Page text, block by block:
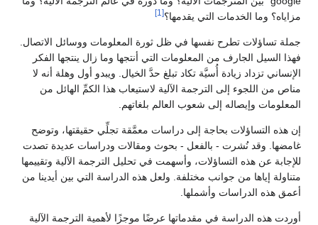
مزاياه؟ وما الخدمات التي يقدمها؟[1]
جملة تساؤلات تطرح نفسها في ظل ثورة المعلومات ووسائل الاتصال.
فهذا السيل الجارف من المعلومات التي أنتجها وما زال ينتجها الفكر
الإنساني تزداد زيادة أُسيَّة تكاد تبلغ حدَّ الخيال. ويبدو أول وهلة أنه لا
مناص من اللجوء إلى الترجمة الآلية لاستيعاب هذا الكمِّ الهائل من
المعلومات وإيصاله إلى شعوب العالم بلغاتهم.
إن هذه التساؤلات بحاجة إلى دراسات معمَّقة تجلِّي حقيقتها، وتوضح
غامضها. وقد نُشرت - بالفعل - بحوث ومقالات ودراسات عديدة تصدت
للإجابة عن هذه التساؤلات، وأسهمت في تحليل الترجمة الآلية وتقييمها
متناولة إياها من جوانب مختلفة. ولعل هذه الدراسة التي بين أيدينا من
أعمق هذه الدراسات وأشملها.
أوردت هذه الدراسة في مقدماتها عرضًا موجزًا لأهمية الترجمة الآلية